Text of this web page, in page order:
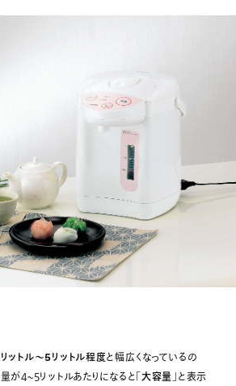
ットル～5リットル程度と幅広くなっているの
が4~5リットルあたりになると「大容量」と表示